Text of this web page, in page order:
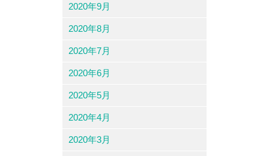
2020年9月
2020年8月
2020年7月
2020年6月
2020年5月
2020年4月
2020年3月